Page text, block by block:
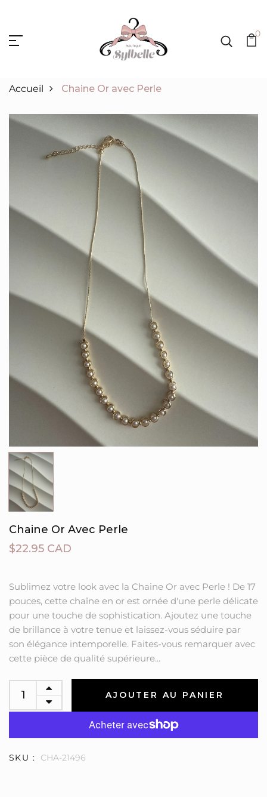
0
Accueil Chaine Or avec Perle
Chaine Or Avec Perle
$22.95 CAD
Sublimez votre look avec la Chaine Or avec Perle ! De 17
pouces, cette chaîne en or est ornée d'une perle délicate
pour une touche de sophistication. Ajoutez une touche
de brillance à votre tenue et laissez-vous séduire par
son élégance intemporelle. Faites-vous remarquer avec
cette pièce de qualité supérieure...
AJOUTER AU PANIER
SKU : CHA-21496